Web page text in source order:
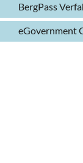
BergPass
eGovernment